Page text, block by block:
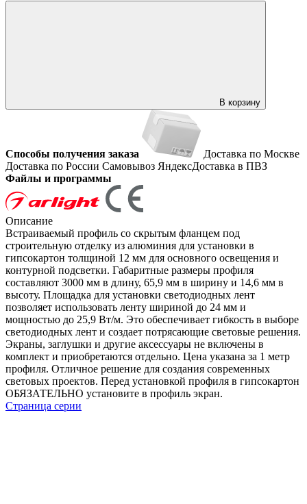
В корзину
Способы получения заказа
Доставка по Москве
Доставка по России Самовывоз ЯндексДоставка в ПВЗ
Файлы и программы
Описание
Встраиваемый профиль со скрытым фланцем под
строительную отделку из алюминия для установки в
гипсокартон толщиной 12 мм для основного освещения и
контурной подсветки. Габаритные размеры профиля
составляют 3000 мм в длину, 65,9 мм в ширину и 14,6 мм в
высоту. Площадка для установки светодиодных лент
позволяет использовать ленту шириной до 24 мм и
мощностью до 25,9 Вт/м. Это обеспечивает гибкость в выборе
светодиодных лент и создает потрясающие световые решения.
Экраны, заглушки и другие аксессуары не включены в
комплект и приобретаются отдельно. Цена указана за 1 метр
профиля. Отличное решение для создания современных
световых проектов. Перед установкой профиля в гипсокартон
ОБЯЗАТЕЛЬНО установите в профиль экран.
Страница серии